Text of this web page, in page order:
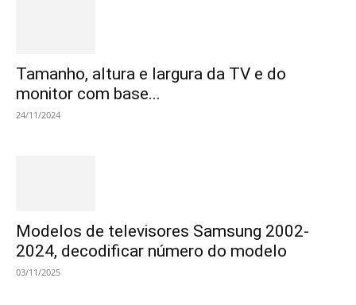
Tamanho, altura e largura da TV e do
monitor com base...
24/11/2024
Modelos de televisores Samsung 2002-
2024, decodificar número do modelo
03/11/2025